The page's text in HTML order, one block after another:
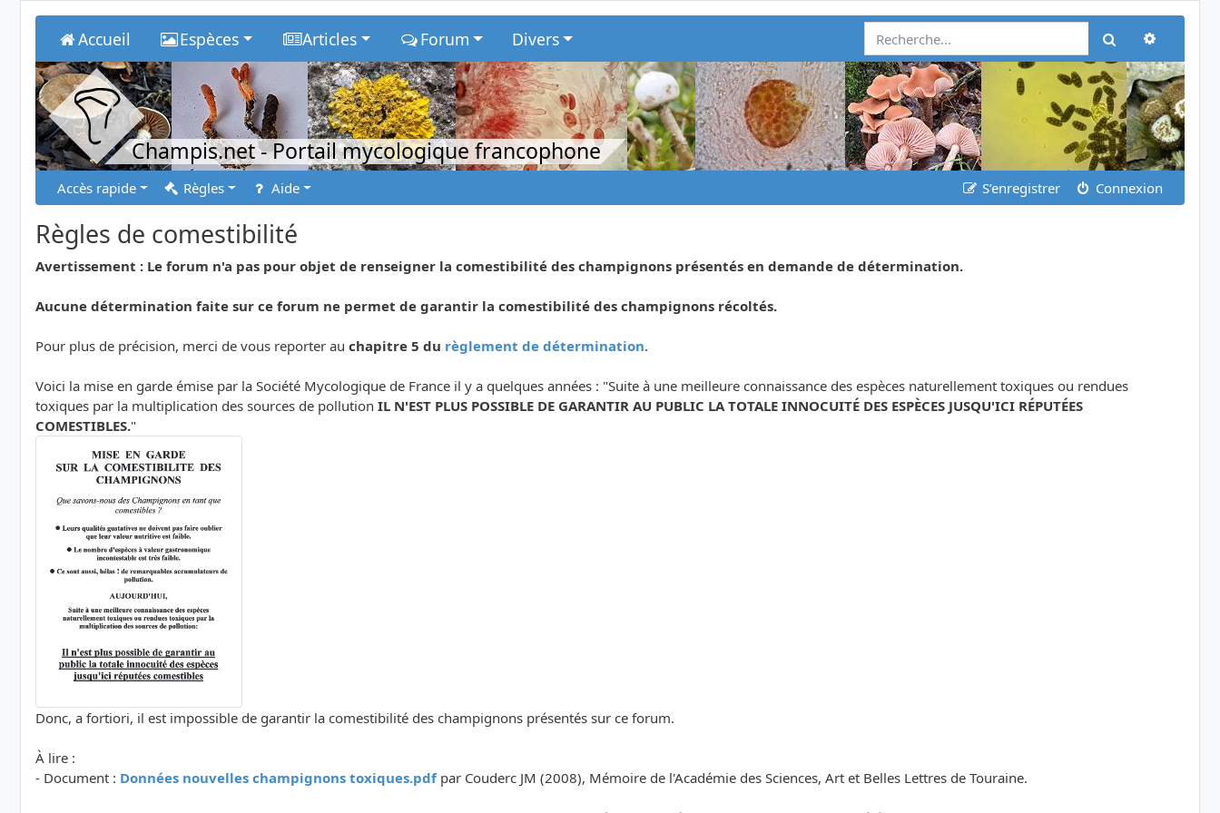
Accueil Espèces Articles Forum Divers Rechercher
Champis.net- Portail mycologique francophone
Accès rapide Règles Aide S’enregistrer Connexion
Règles de comestibilité
Avertissement : Le forum n'a pas pour objet de renseigner la comestibilité des champignons présentés en demande de détermination.
Aucune détermination faite sur ce forum ne permet de garantir la comestibilité des champignons récoltés.
Pour plus de précision, merci de vous reporter au chapitre 5 du règlement de détermination.
Voici la mise en garde émise par la Société Mycologique de France il y a quelques années : "Suite à une meilleure connaissance des espèces naturellement toxiques ou rendues
toxiques par la multiplication des sources de pollution IL N'EST PLUS POSSIBLE DE GARANTIR AU PUBLIC LA TOTALE INNOCUITÉ DES ESPÈCES JUSQU'ICI RÉPUTÉES
COMESTIBLES."
Donc, a fortiori, il est impossible de garantir la comestibilité des champignons présentés sur ce forum.
À lire :
- Document : Données nouvelles champignons toxiques.pdfpar Couderc JM (2008), Mémoire de l'Académie des Sciences, Art et Belles Lettres de Touraine.